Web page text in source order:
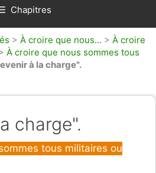
Chapitres
> À croire que nous... > À croire
À croire que nous sommes tous
à la charge".
charge".
tous militaires ou